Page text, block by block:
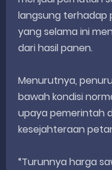
langsung terhadap
yang selama ini
dari hasil panen.
Menurutnya,
bawah kondisi
upaya pemerintah
kesejahteraan
“Turunnya harga